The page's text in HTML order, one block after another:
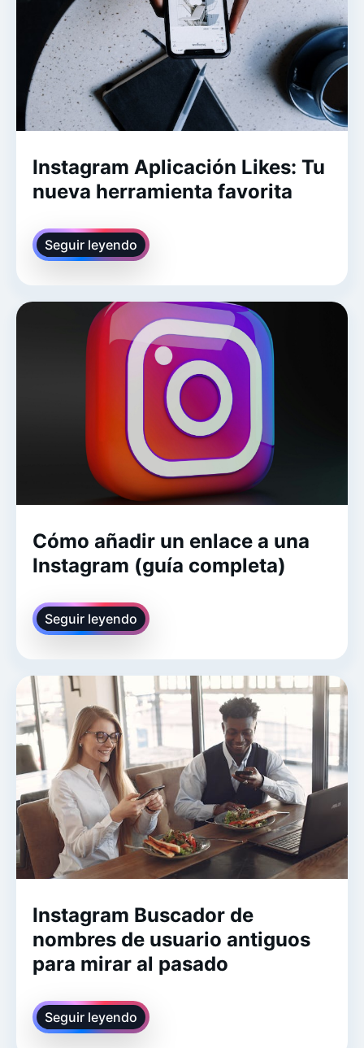
Instagram Aplicación Likes: Tu
nueva herramienta favorita
Seguir leyendo
Cómo añadir un enlace a una
Instagram (guía completa)
Seguir leyendo
Instagram Buscador de
nombres de usuario antiguos
para mirar al pasado
Seguir leyendo